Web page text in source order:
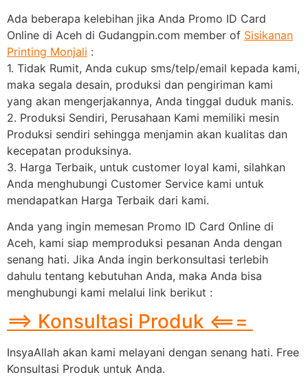
Ada beberapa kelebihan jika Anda Promo ID Card
Online di Aceh di Gudangpin.com member of Sisikanan
Printing Monjali :
1. Tidak Rumit, Anda cukup sms/telp/email kepada kami,
maka segala desain, produksi dan pengiriman kami
yang akan mengerjakannya, Anda tinggal duduk manis.
2. Produksi Sendiri, Perusahaan Kami memiliki mesin
Produksi sendiri sehingga menjamin akan kualitas dan
kecepatan produksinya.
3. Harga Terbaik, untuk customer loyal kami, silahkan
Anda menghubungi Customer Service kami untuk
mendapatkan Harga Terbaik dari kami.
Anda yang ingin memesan Promo ID Card Online di
Aceh, kami siap memproduksi pesanan Anda dengan
senang hati. Jika Anda ingin berkonsultasi terlebih
dahulu tentang kebutuhan Anda, maka Anda bisa
menghubungi kami melalui link berikut :
==> Konsultasi Produk <===
InsyaAllah akan kami melayani dengan senang hati. Free
Konsultasi Produk untuk Anda.